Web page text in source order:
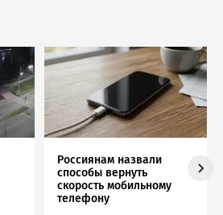
Image
Россиянам назвали
способы вернуть
скорость мобильному
телефону